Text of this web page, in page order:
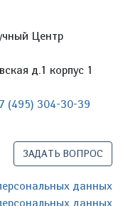
Центр
д.1 корпус 1
(495) 304-30-39
ЗАДАТЬ ВОПРОС
данных
данных